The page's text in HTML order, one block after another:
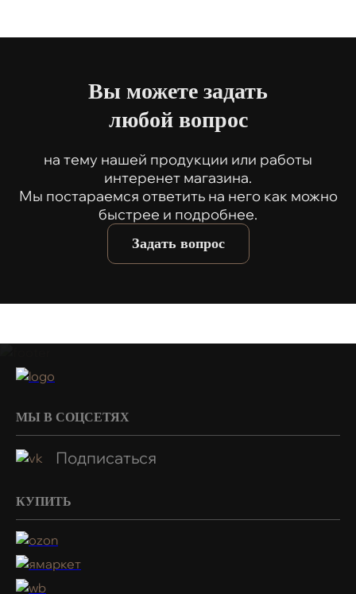
Вы можете задать
любой вопрос
на тему нашей продукции или работы
интеренет магазина.
Мы постараемся ответить на него как можно
быстрее и подробнее.
Задать вопрос
МЫ В СОЦСЕТЯХ
Подписаться
КУПИТЬ